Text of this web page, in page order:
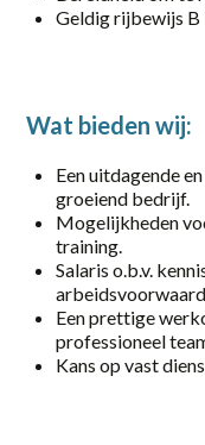
Geldig rijbewijs B
Wat bieden wij:
Een uitdagende
groeiend bedrijf.
Mogelijkheden
training.
Salaris o.b.v.
Een prettige
professioneel
Kans op vast
Stroe
Vaassen
Vianen
Zwolle
category
Logistiek /